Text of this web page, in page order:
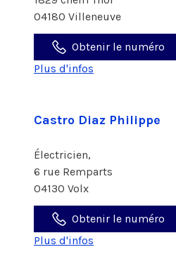
04180 Villeneuve
Obtenir le numéro
Plus d'infos
Castro Diaz Philippe
Électricien,
6 rue Remparts
04130 Volx
Obtenir le numéro
Plus d'infos